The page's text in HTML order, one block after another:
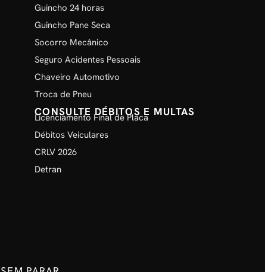
Guincho 24 horas
Guincho Pane Seca
Socorro Mecânico
Seguro Acidentes Pessoais
Chaveiro Automotivo
Troca de Pneu
CONSULTE DÉBITOS E MULTAS
Licenciamento Final de Placa
Débitos Veiculares
CRLV 2026
Detran